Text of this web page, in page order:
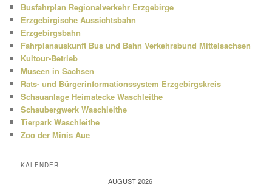
Busfahrplan Regionalverkehr Erzgebirge
Erzgebirgische Aussichtsbahn
Erzgebirgsbahn
Fahrplanauskunft Bus und Bahn Verkehrsbund Mittelsachsen
Kultour-Betrieb
Museen in Sachsen
Rats- und Bürgerinformationssystem Erzgebirgskreis
Schauanlage Heimatecke Waschleithe
Schaubergwerk Waschleithe
Tierpark Waschleithe
Zoo der Minis Aue
KALENDER
AUGUST 2026